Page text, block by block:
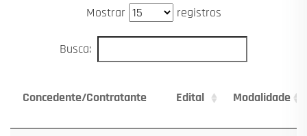
Mostrar registros
Busca:
Concedente/Contratante Edital Modalidade